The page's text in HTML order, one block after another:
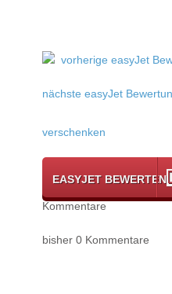
vorherige easyJet
nächste easyJet
verschenken
EASYJET BEWERTEN
Kommentare
bisher 0 Kommentare